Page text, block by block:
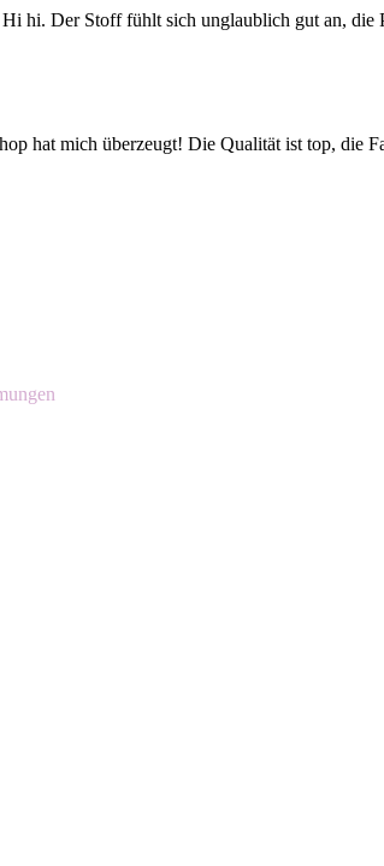
hi. Der Stoff fühlt sich unglaublich gut an,
hat mich überzeugt! Die Qualität ist top, die